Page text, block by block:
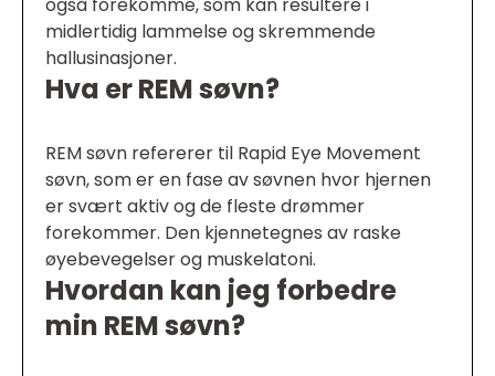
midlertidig lammelse og skremmende
hallusinasjoner.
Hva er REM søvn?
REM søvn refererer til Rapid Eye Movement
søvn, som er en fase av søvnen hvor hjernen
er svært aktiv og de fleste drømmer
forekommer. Den kjennetegnes av raske
øyebevegelser og muskelatoni.
Hvordan kan jeg forbedre
min REM søvn?